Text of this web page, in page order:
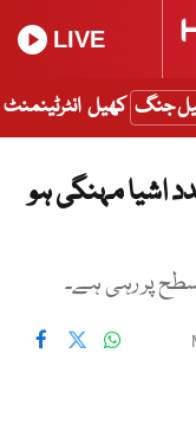
LIVE
جنگ کھیل انٹرٹینمنٹ
اشیا مہنگی ہو